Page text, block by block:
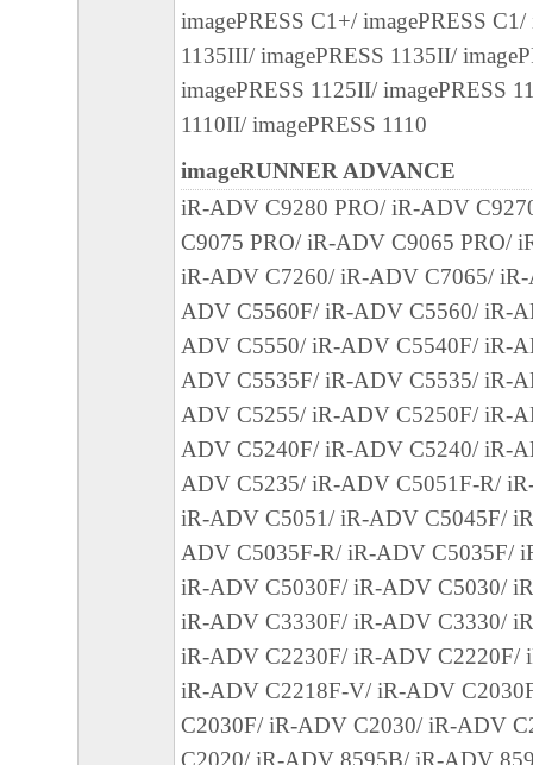
お客様は、日本国政府または関連する外国
許可等を得ることなしに、「本ソフトウェ
は一部を、直接または間接に輸出してはな
６．サポートおよびアップデート
キヤノン、キヤノンの子会社、関係会社、
理店および販売店、並びにキヤノンのライ
客様による許諾ソフトウェアの使用を支援
び許諾ソフトウェアに対してアップデート
るいはサポートを行うことについて、いか
ものではありません。
７．保証の否認・免責
(1) 「本ソフトウェア」は、『現状のまま
諾されます。キヤノン、キヤノンの子会社
連会社、それらの販売代理店または販売店
「本ソフトウェア」に関して、商品性およ
の適合性の保証を含め、いかなる保証も、
たるとを問わず一切しないものとします。
(2) キヤノン、キヤノンの子会社、キヤノ
れらの販売代理店または販売店のいずれも
imagePRESS C1+/ imagePRESS C1/
1135III/ imagePRESS 1135II/
imagePRESS 1125II/ imagePRESS
1110II/ imagePRESS 1110
imageRUNNER ADVANCE
iR-ADV C9280 PRO/ iR-ADV
C9075 PRO/ iR-ADV C9065 PRO/
iR-ADV C7260/ iR-ADV C7065/
ADV C5560F/ iR-ADV C5560/ iR-
ADV C5550/ iR-ADV C5540F/ iR-
ADV C5535F/ iR-ADV C5535/ iR-
ADV C5255/ iR-ADV C5250F/ iR-
ADV C5240F/ iR-ADV C5240/ iR-
ADV C5235/ iR-ADV C5051F-R/
iR-ADV C5051/ iR-ADV C5045F/
ADV C5035F-R/ iR-ADV C5035F/
iR-ADV C5030F/ iR-ADV C5030/
iR-ADV C3330F/ iR-ADV C3330/
iR-ADV C2230F/ iR-ADV C2220F/
iR-ADV C2218F-V/ iR-ADV
C2030F/ iR-ADV C2030/ iR-ADV
C2020/ iR-ADV 8595B/ iR-ADV